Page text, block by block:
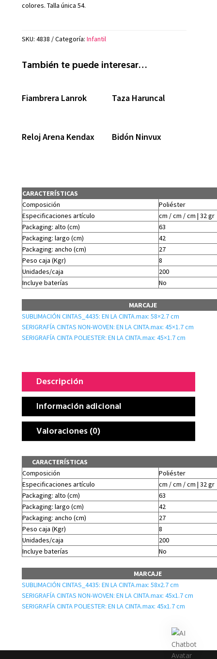
colores. Talla única 54.
SKU: 4838 Categoría: Infantil
También te puede interesar…
Fiambrera Lanrok Taza Haruncal
Reloj Arena Kendax Bidón Ninvux
CARACTERÍSTICAS
Composición
Poliéster
Especificaciones artículo
cm / cm / cm | 32 gr
Packaging: alto (cm)
63
Packaging: largo (cm)
42
Packaging: ancho (cm)
27
Peso caja (Kgr)
8
Unidades/caja
200
Incluye baterías
No
MARCAJE
SUBLIMACIÓN CINTAS_4435: EN LA CINTA.max: 58×2.7 cm
SERIGRAFÍA CINTAS NON-WOVEN: EN LA CINTA.max: 45×1.7 cm
SERIGRAFÍA CINTA POLIESTER: EN LA CINTA.max: 45×1.7 cm
Descripción
Información adicional
Valoraciones (0)
CARACTERÍSTICAS
Composición
Poliéster
Especificaciones artículo
cm / cm / cm | 32 gr
Packaging: alto (cm)
63
Packaging: largo (cm)
42
Packaging: ancho (cm)
27
Peso caja (Kgr)
8
Unidades/caja
200
Incluye baterías
No
MARCAJE
SUBLIMACIÓN CINTAS_4435: EN LA CINTA.max: 58x2.7 cm
SERIGRAFÍA CINTAS NON-WOVEN: EN LA CINTA.max: 45x1.7 cm
SERIGRAFÍA CINTA POLIESTER: EN LA CINTA.max: 45x1.7 cm